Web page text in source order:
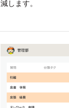
減します。